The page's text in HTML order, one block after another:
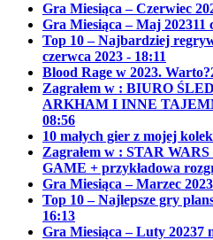
Gra Miesiąca – Czerwiec
Gra Miesiąca – Maj 202311
Top 10 – Najbardziej
czerwca 2023 - 18:11
Blood Rage w 2023. Warto?
Zagrałem w : BIURO
ARKHAM I INNE
08:56
10 małych gier z mojej
Zagrałem w : STAR
GAME + przykładowa
Gra Miesiąca – Marzec 2023
Top 10 – Najlepsze gry
16:13
Gra Miesiąca – Luty 20237